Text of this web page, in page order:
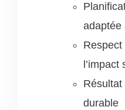
adaptée
durable